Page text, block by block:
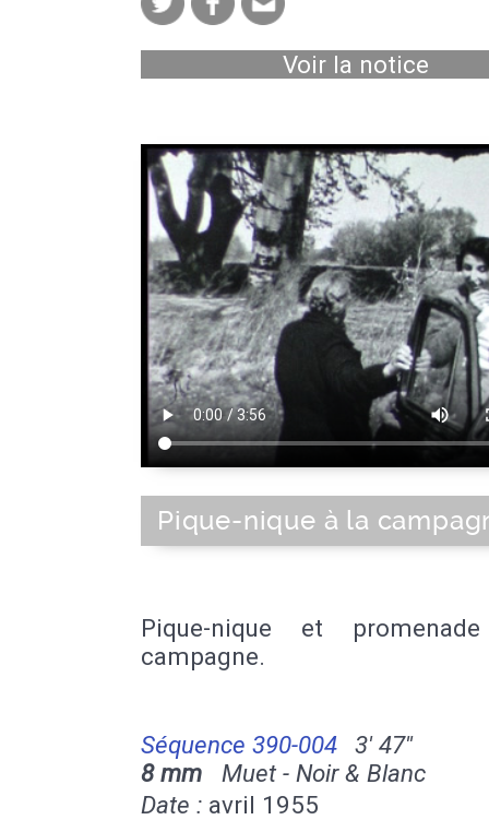
Voir la notice
Pique-nique à la
Pique-nique et
campagne.
Séquence 390-004
3' 47''
8 mm Muet - Noir & Blanc
Date : avril 1955